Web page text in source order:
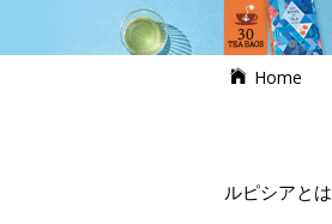
Home
ルピシアとは